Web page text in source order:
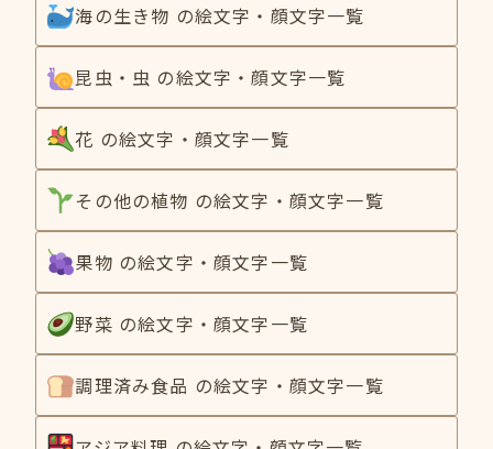
海の生き物 の絵文字・顔文字一覧
昆虫・虫 の絵文字・顔文字一覧
花 の絵文字・顔文字一覧
その他の植物 の絵文字・顔文字一覧
果物 の絵文字・顔文字一覧
野菜 の絵文字・顔文字一覧
調理済み食品 の絵文字・顔文字一覧